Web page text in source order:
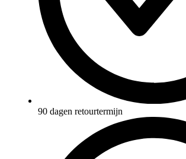
90 dagen retourtermijn